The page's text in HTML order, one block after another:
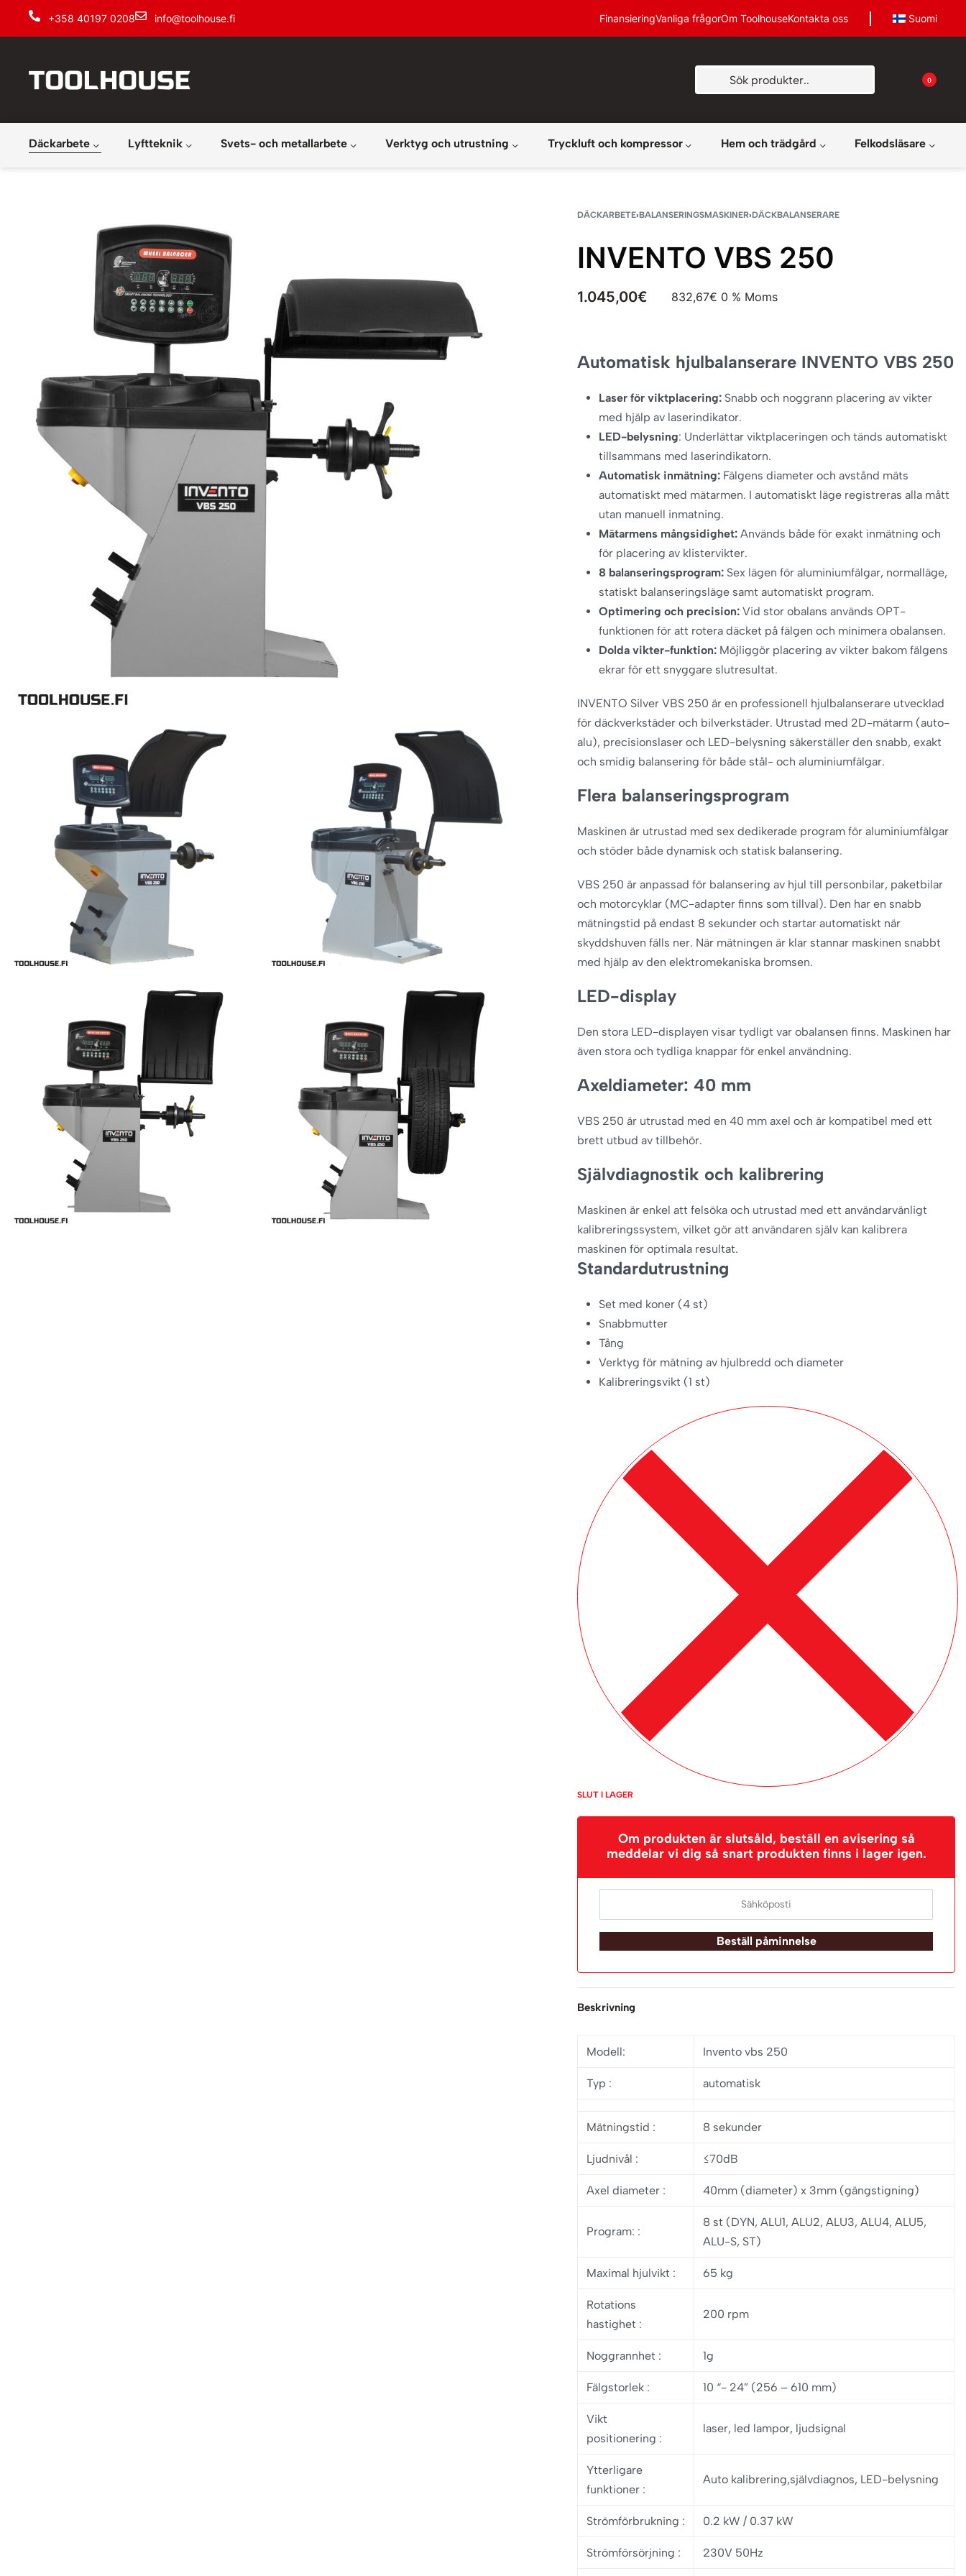
+358 40197 0208 info@toolhouse.fi FinansieringVanliga frågorOm ToolhouseKontakta oss Suomi
0
Däckarbete Lyftteknik Svets- och metallarbete Verktyg och utrustning Tryckluft och kompressor Hem och trädgård Felkodsläsare
DÄCKARBETE›BALANSERINGSMASKINER›DÄCKBALANSERARE
INVENTO VBS 250
1.045,00€ 832,67€ 0 % Moms
Automatisk hjulbalanserare INVENTO VBS 250
Laser för viktplacering: Snabb och noggrann placering av vikter
med hjälp av laserindikator.
LED-belysning: Underlättar viktplaceringen och tänds automatiskt
tillsammans med laserindikatorn.
Automatisk inmätning: Fälgens diameter och avstånd mäts
automatiskt med mätarmen. I automatiskt läge registreras alla mått
utan manuell inmatning.
Mätarmens mångsidighet: Används både för exakt inmätning och
för placering av klistervikter.
8 balanseringsprogram: Sex lägen för aluminiumfälgar, normalläge,
statiskt balanseringsläge samt automatiskt program.
Optimering och precision: Vid stor obalans används OPT-
funktionen för att rotera däcket på fälgen och minimera obalansen.
Dolda vikter-funktion: Möjliggör placering av vikter bakom fälgens
ekrar för ett snyggare slutresultat.
INVENTO Silver VBS 250 är en professionell hjulbalanserare utvecklad
för däckverkstäder och bilverkstäder. Utrustad med 2D-mätarm (auto-
alu), precisionslaser och LED-belysning säkerställer den snabb, exakt
och smidig balansering för både stål- och aluminiumfälgar.
Flera balanseringsprogram
Maskinen är utrustad med sex dedikerade program för aluminiumfälgar
och stöder både dynamisk och statisk balansering.
VBS 250 är anpassad för balansering av hjul till personbilar, paketbilar
och motorcyklar (MC-adapter finns som tillval). Den har en snabb
mätningstid på endast 8 sekunder och startar automatiskt när
skyddshuven fälls ner. När mätningen är klar stannar maskinen snabbt
med hjälp av den elektromekaniska bromsen.
LED-display
Den stora LED-displayen visar tydligt var obalansen finns. Maskinen har
även stora och tydliga knappar för enkel användning.
Axeldiameter: 40 mm
VBS 250 är utrustad med en 40 mm axel och är kompatibel med ett
brett utbud av tillbehör.
Självdiagnostik och kalibrering
Maskinen är enkel att felsöka och utrustad med ett användarvänligt
kalibreringssystem, vilket gör att användaren själv kan kalibrera
maskinen för optimala resultat.
Standardutrustning
Set med koner (4 st)
Snabbmutter
Tång
Verktyg för mätning av hjulbredd och diameter
Kalibreringsvikt (1 st)
SLUT I LAGER
Om produkten är slutsåld, beställ en avisering så
meddelar vi dig så snart produkten finns i lager igen.
Beställ påminnelse
Beskrivning
Modell: Invento vbs 250
Typ : automatisk
Mätningstid : 8 sekunder
Ljudnivål : ≤70dB
Axel diameter : 40mm (diameter) x 3mm (gängstigning)
Program: :
8 st (DYN, ALU1, ALU2, ALU3, ALU4, ALU5,
ALU-S, ST)
Maximal hjulvikt : 65 kg
Rotations
hastighet :
200 rpm
Noggrannhet : 1g
Fälgstorlek : 10 “- 24” (256 – 610 mm)
Vikt
positionering :
laser, led lampor, ljudsignal
Ytterligare
funktioner :
Auto kalibrering,självdiagnos, LED-belysning
Strömförbrukning : 0.2 kW / 0.37 kW
Strömförsörjning : 230V 50Hz